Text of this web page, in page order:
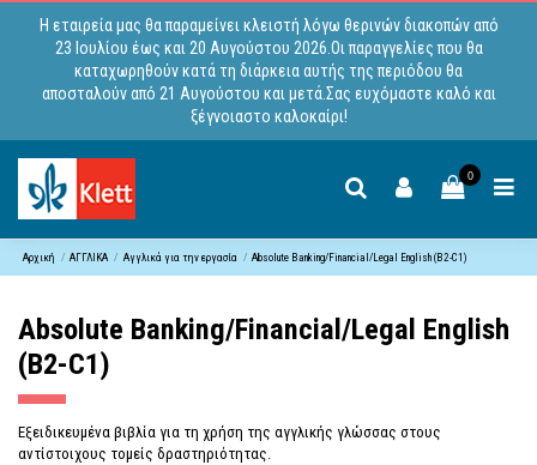
Η εταιρεία μας θα παραμείνει κλειστή λόγω θερινών διακοπών από
23 Ιουλίου έως και 20 Αυγούστου 2026.Οι παραγγελίες που θα
καταχωρηθούν κατά τη διάρκεια αυτής της περιόδου θα
αποσταλούν από 21 Αυγούστου και μετά.Σας ευχόμαστε καλό και
ξέγνοιαστο καλοκαίρι!
0
Αρχική ΑΓΓΛΙΚΑ Αγγλικά για την εργασία Absolute Banking/Financial/Legal English (B2-C1)
Absolute Banking/Financial/Legal English
(B2-C1)
Eξειδικευμένα βιβλία για τη χρήση της αγγλικής γλώσσας στους
αντίστοιχους τομείς δραστηριότητας.